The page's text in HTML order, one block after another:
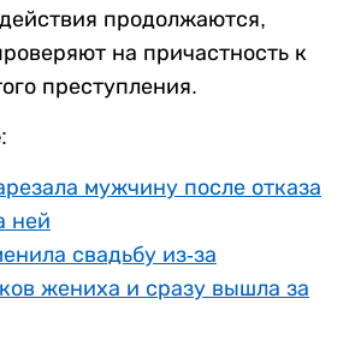
продолжаются,
на причастность к
преступления.
мужчину после отказа
ней
свадьбу из-за
жениха и сразу вышла за